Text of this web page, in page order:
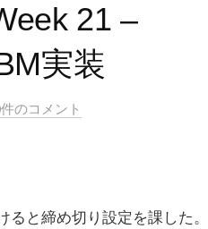
21 –
実装
のコメント
ると締め切り設定を課した。